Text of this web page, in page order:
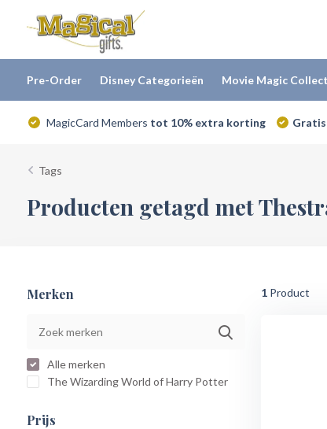
Pre-Order Disney Categorieën Movie Magic
MagicCard Members tot 10% extra korting
Tags
Producten getagd met
Merken
Alle merken
The Wizarding World of Harry Potter
Prijs
1Product